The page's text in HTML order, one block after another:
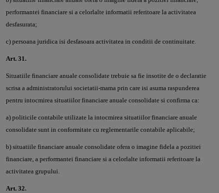
performantei financiare si a celorlalte informatii referitoare la activitatea
desfasurata;
c) persoana juridica isi desfasoara activitatea in conditii de continuitate.
Art. 31.
Situatiile financiare anuale consolidate trebuie sa fie insotite de o declaratie
scrisa a administratorului societatii-mama prin care isi asuma raspunderea
pentru intocmirea situatiilor financiare anuale consolidate si confirma ca:
a) politicile contabile utilizate la intocmirea situatiilor financiare anuale
consolidate sunt in conformitate cu reglementarile contabile aplicabile;
b) situatiile financiare anuale consolidate ofera o imagine fidela a pozitiei
financiare, a performantei financiare si a celorlalte informatii referitoare la
activitatea grupului.
Art. 32.